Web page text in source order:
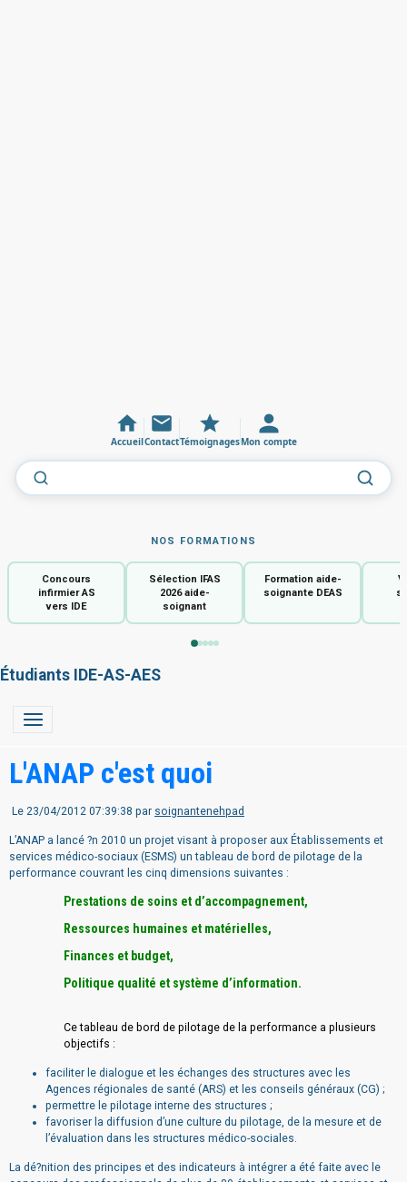
AccueilContactTémoignagesMon compte
NOS FORMATIONS
Concours
infirmier AS
vers IDE
Sélection IFAS
2026 aide-
soignant
Formation aide-
soignante DEAS
Étudiants IDE-AS-AES
L'ANAP c'est quoi
Le 23/04/2012 07:39:38 par soignantenehpad
L’ANAP a lancé ?n 2010 un projet visant à proposer aux Établissements et
services médico-sociaux (ESMS) un tableau de bord de pilotage de la
performance couvrant les cinq dimensions suivantes :
Prestations de soins et d’accompagnement,
Ressources humaines et matérielles,
Finances et budget,
Politique qualité et système d’information.
Ce tableau de bord de pilotage de la performance a plusieurs
objectifs :
faciliter le dialogue et les échanges des structures avec les
Agences régionales de santé (ARS) et les conseils généraux (CG) ;
permettre le pilotage interne des structures ;
favoriser la diffusion d’une culture du pilotage, de la mesure et de
l’évaluation dans les structures médico-sociales.
La dé?nition des principes et des indicateurs à intégrer a été faite avec le